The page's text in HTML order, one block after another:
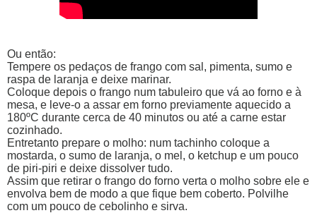
Ou então:
Tempere os pedaços de frango com sal, pimenta, sumo e
raspa de laranja e deixe marinar.
Coloque depois o frango num tabuleiro que vá ao forno e à
mesa, e leve-o a assar em forno previamente aquecido a
180ºC durante cerca de 40 minutos ou até a carne estar
cozinhado.
Entretanto prepare o molho: num tachinho coloque a
mostarda, o sumo de laranja, o mel, o ketchup e um pouco
de piri-piri e deixe dissolver tudo.
Assim que retirar o frango do forno verta o molho sobre ele e
envolva bem de modo a que fique bem coberto. Polvilhe
com um pouco de cebolinho e sirva.